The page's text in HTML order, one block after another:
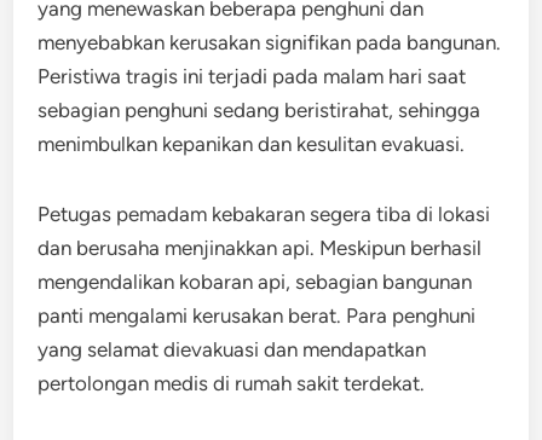
yang menewaskan beberapa penghuni dan
menyebabkan kerusakan signifikan pada bangunan.
Peristiwa tragis ini terjadi pada malam hari saat
sebagian penghuni sedang beristirahat, sehingga
menimbulkan kepanikan dan kesulitan evakuasi.
Petugas pemadam kebakaran segera tiba di lokasi
dan berusaha menjinakkan api. Meskipun berhasil
mengendalikan kobaran api, sebagian bangunan
panti mengalami kerusakan berat. Para penghuni
yang selamat dievakuasi dan mendapatkan
pertolongan medis di rumah sakit terdekat.